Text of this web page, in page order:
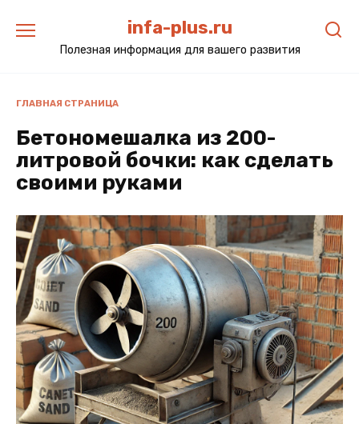
содержанию
infa-plus.ru
Полезная информация для вашего развития
ГЛАВНАЯ СТРАНИЦА
Бетономешалка из 200-
литровой бочки: как сделать
своими руками